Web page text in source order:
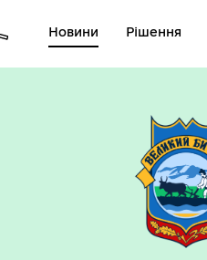
Новини Рішення